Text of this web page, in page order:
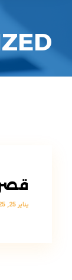
يناير 25, 2025